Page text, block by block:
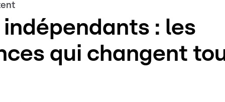
indépendants : les
qui changent